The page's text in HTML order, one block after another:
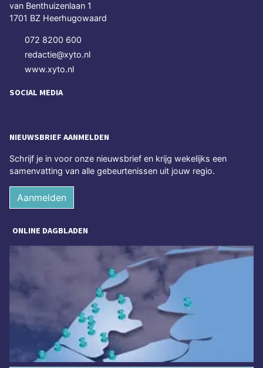
van Benthuizenlaan 1
1701 BZ Heerhugowaard
072 8200 600
redactie@xyto.nl
www.xyto.nl
SOCIAL MEDIA
NIEUWSBRIEF AANMELDEN
Schrijf je in voor onze nieuwsbrief en krijg wekelijks een
samenvatting van alle gebeurtenissen uit jouw regio.
Aanmelden
ONLINE DAGBLADEN